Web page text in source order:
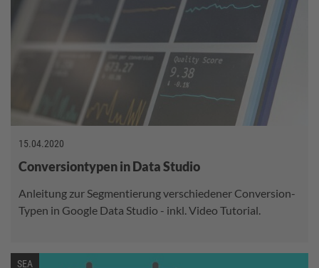
15.04.2020
Conversiontypen in Data Studio
Anleitung zur Segmentierung verschiedener Conversion-
Typen in Google Data Studio - inkl. Video Tutorial.
SEA